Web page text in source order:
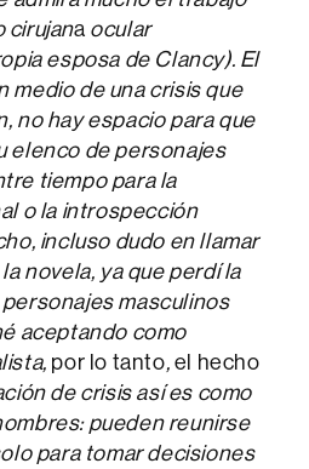
cirujana ocular
esposa de Clancy). El
medio de una crisis que
no hay espacio para que
elenco de personajes
tiempo para la
o la introspección
incluso dudo en llamar
novela, ya que perdí la
masculinos
aceptando como
por lo tanto, el hecho
de crisis así es como
pueden reunirse
para tomar decisiones